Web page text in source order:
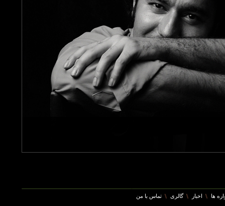
ها اخبار گالری تماس با من